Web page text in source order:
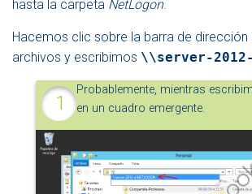
hasta la carpeta NetLogon.
Hacemos clic sobre la barra de
archivos y escribimos \\server-2012-
Probablemente, mientras
en un cuadro emergente.